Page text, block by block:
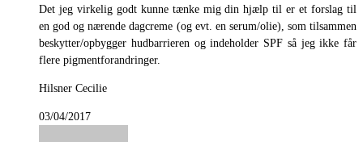
Det jeg virkelig godt kunne tænke mig din hjælp til er et forslag til
en god og nærende dagcreme (og evt. en serum/olie), som tilsammen
beskytter/opbygger hudbarrieren og indeholder SPF så jeg ikke får
flere pigmentforandringer.
Hilsner Cecilie
03/04/2017